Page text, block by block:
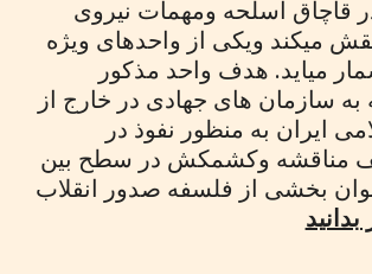
190 در قاچاق اسلحه ومهمات نیروی
میکند ویکی از واحدهای ویژه
میاید. هدف واحد مذکور
سازمان های جهادی در خارج از
ایران به منظور نفوذ در
مناقشه وکشمکش در سطح بین
بخشی از فلسفه صدور انقلاب